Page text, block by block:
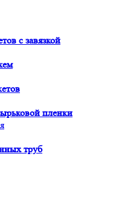
с завязкой
пленки
труб